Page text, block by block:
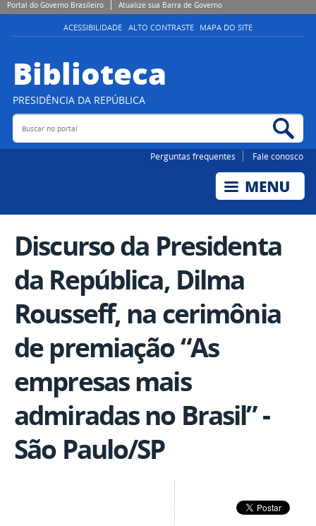
Portal do Governo Brasileiro Atualize sua Barra de Governo
ACESSIBILIDADE ALTO CONTRASTE MAPA DO SITE
Biblioteca
PRESIDÊNCIA DA REPÚBLICA
Buscar no portal
Perguntas frequentes Fale conosco
Discurso da Presidenta
da República, Dilma
Rousseff, na cerimônia
de premiação “As
empresas mais
admiradas no Brasil” -
São Paulo/SP